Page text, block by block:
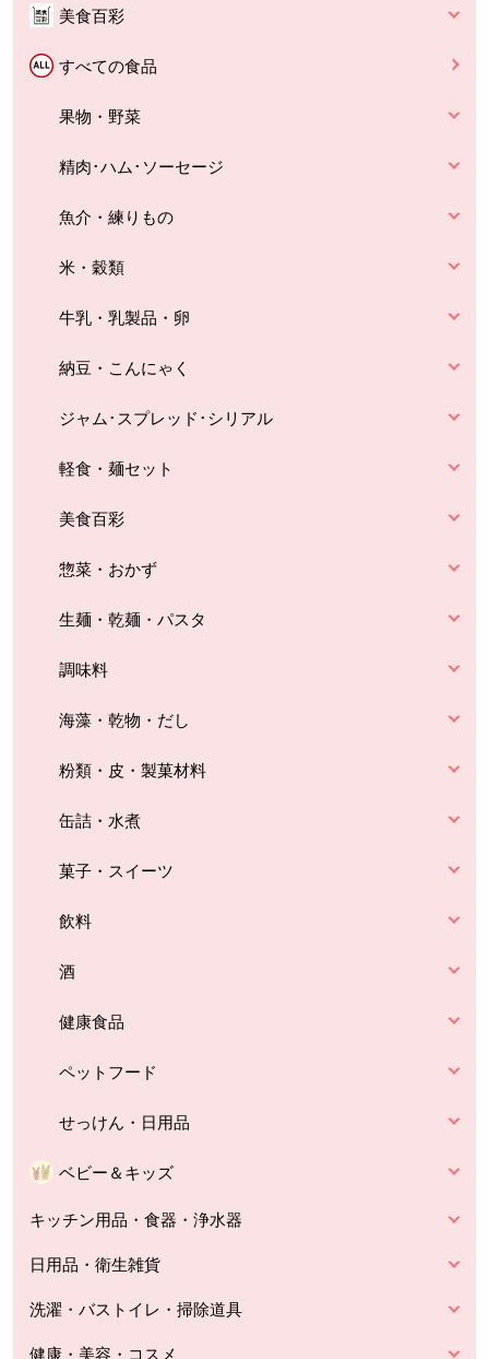
美食百彩
すべての食品
果物・野菜
精肉･ハム･ソーセージ
魚介・練りもの
米・穀類
牛乳・乳製品・卵
納豆・こんにゃく
ジャム･スプレッド･シリアル
軽食・麺セット
美食百彩
惣菜・おかず
生麺・乾麺・パスタ
調味料
海藻・乾物・だし
粉類・皮・製菓材料
缶詰・水煮
菓子・スイーツ
飲料
酒
健康食品
ペットフード
せっけん・日用品
ベビー＆キッズ
キッチン用品・食器・浄水器
日用品・衛生雑貨
洗濯・バストイレ・掃除道具
健康・美容・コスメ